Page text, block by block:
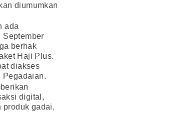
diumumkan
ada
September
berhak
Haji Plus.
diakses
Pegadaian.
digital,
produk gadai,